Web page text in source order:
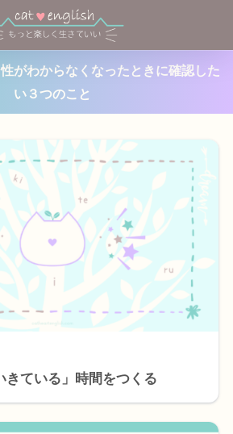
性がわからなくなったときに確認した
い３つのこと
きている」時間をつくる